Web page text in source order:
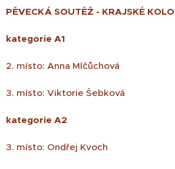
PĚVECKÁ SOUTĚŽ - KRAJSKÉ KOLO
kategorie A1
2. místo: Anna Mlčůchová
3. místo: Viktorie Šebková
kategorie A2
3. místo: Ondřej Kvoch